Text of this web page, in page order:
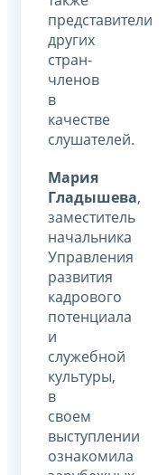
представители
других
стран-
членов
в
качестве
слушателей.
Мария
Гладышева,
заместитель
начальника
Управления
развития
кадрового
потенциала
и
служебной
культуры,
в
своем
выступлении
ознакомила